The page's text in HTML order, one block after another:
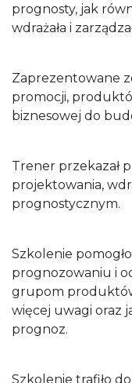
prognosty, jak
wdrażała i
Zaprezentowane
promocji,
biznesowej do
Trener przekazał
projektowania,
prognostycznym.
Szkolenie
prognozowaniu i
grupom
więcej uwagi oraz
prognoz.
Szkolenie trafiło